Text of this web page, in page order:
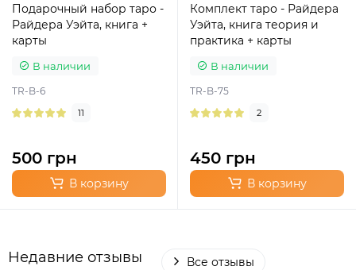
Подарочный набор таро -
Райдера Уэйта, книга +
карты
В наличии
TR-B-6
11
500 грн
В корзину
Комплект таро - Райдера
Уэйта, книга теория и
практика + карты
В наличии
TR-B-75
2
450 грн
В корзину
Недавние отзывы Все отзывы